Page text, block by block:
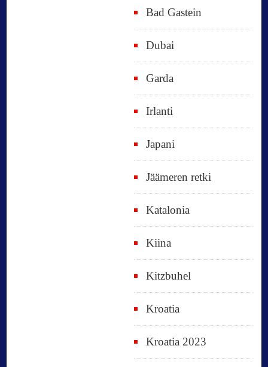
Bad Gastein
Dubai
Garda
Irlanti
Japani
Jäämeren retki
Katalonia
Kiina
Kitzbuhel
Kroatia
Kroatia 2023